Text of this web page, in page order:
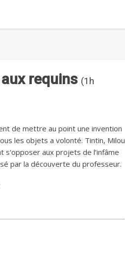
requins (1h
de mettre au point une invention
les objets a volonté. Tintin, Milou
s'opposer aux projets de l’infâme
par la découverte du professeur.